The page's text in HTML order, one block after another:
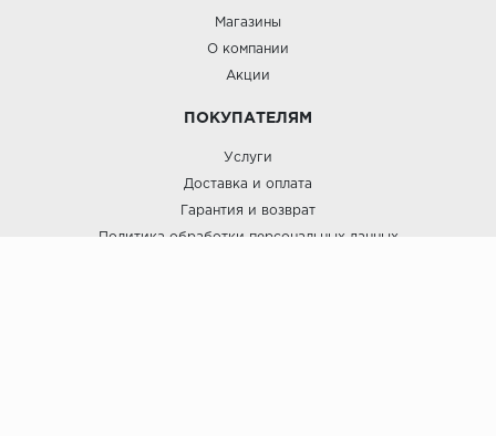
Магазины
О компании
Акции
ПОКУПАТЕЛЯМ
Услуги
Доставка и оплата
Гарантия и возврат
Политика обработки персональных данных